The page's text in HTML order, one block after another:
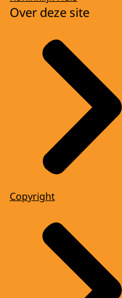
Over deze site
Copyright